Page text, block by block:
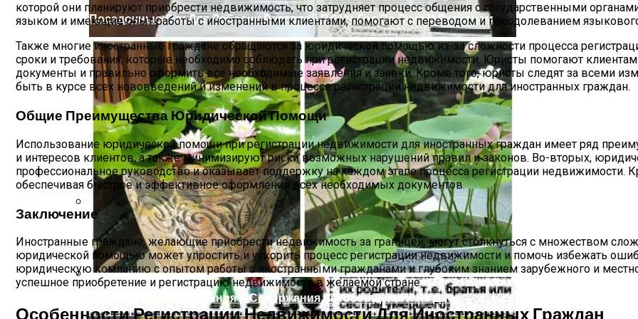
Как Оформить Наследство, Находясь За Границей
Посадочные Дни Для Лобелии Рассадой В 2024 Год По Луне И Регионам
О Нюансах Выращивания И Содержания Лотосов Дома И На Даче
которой они планируют приобрести недвижимость, что затрудняет процесс общения с государственными
языком и имеющие опыт работы с иностранными клиентами, помогают с переводом и преодолеванием
Также многие иностранные граждане обращаются за юридической помощью из-за сложности процесса
сроки и требования, которые необходимо соблюдать при регистрации недвижимости. Юристы помогают
документы и правильно оформить все необходимые заявления и заявки. Кроме того, юристы следят за всеми
быть в курсе всех нововведений и изменений в процессе регистрации недвижимости для иностранных граждан.
Общие Преимущества Юридической Помощи
Использование юридической помощи при регистрации недвижимости для иностранных граждан имеет ряд
и интересов клиентов, а также минимизируют риски возможных нарушений правил и законов. Во-вторых,
профессиональное руководство и оказывает поддержку на каждом этапе процесса регистрации недвижимости.
обеспечивая быстрое и эффективное оформление всех необходимых документов.
Заключение
Иностранные граждане, желающие приобрести недвижимость за границей, могут столкнуться с множеством
юридической помощью может упростить и ускорить процесс регистрации недвижимости и помочь избежать
юридическую компанию с опытом работы с иностранными гражданами и глубоким знанием зарубежного и
успешное приобретение и регистрацию недвижимости в желаемой стране.
Особенности Регистрации Недвижимости Для Иностранных Граждан